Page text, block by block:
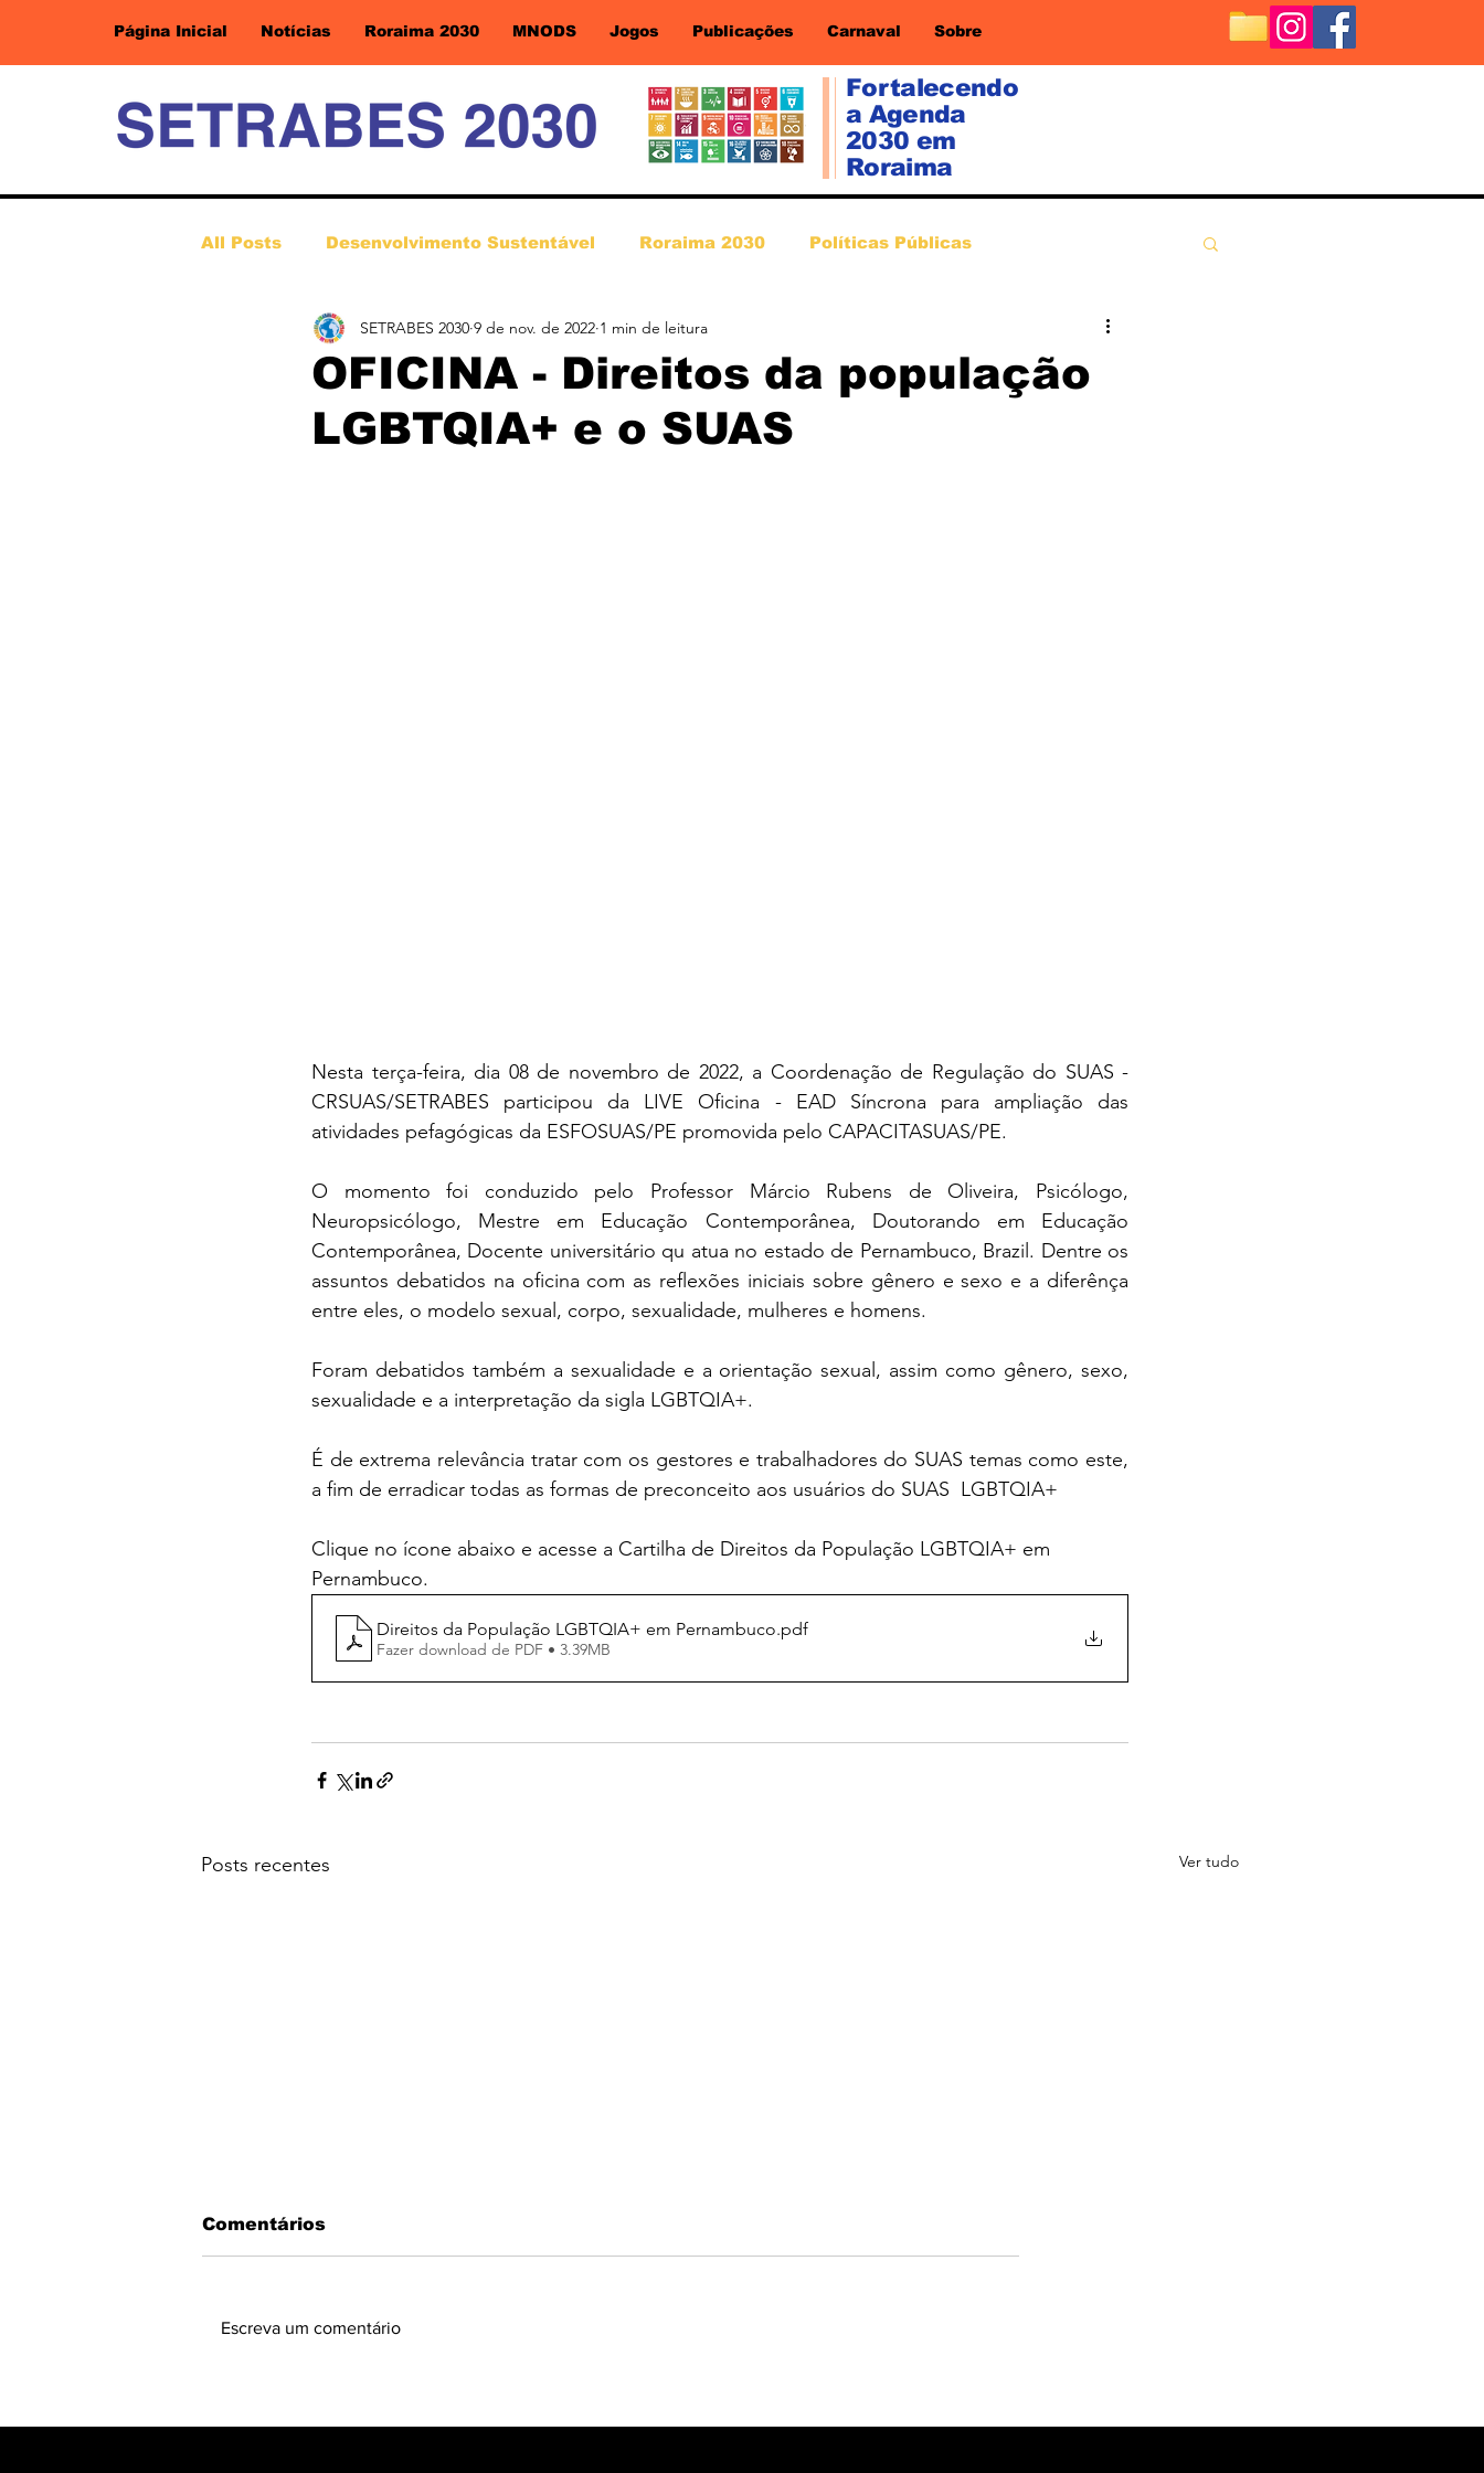
Página Inicial Notícias Roraima 2030 MNODS Jogos Publicações Carnaval Sobre
Fortalecendo
a Agenda
2030 em
Roraima
All Posts Desenvolvimento Sustentável Roraima 2030 Políticas Públicas
OFICINA - Direitos da população
LGBTQIA+ e o SUAS
SETRABES 2030 9 de nov. de 2022 1 min de leitura
Nesta terça-feira, dia 08 de novembro de 2022, a Coordenação de Regulação do SUAS -
CRSUAS/SETRABES participou da LIVE Oficina - EAD Síncrona para ampliação das
atividades pefagógicas da ESFOSUAS/PE promovida pelo CAPACITASUAS/PE.
O momento foi conduzido pelo Professor Márcio Rubens de Oliveira, Psicólogo,
Neuropsicólogo, Mestre em Educação Contemporânea, Doutorando em Educação
Contemporânea, Docente universitário qu atua no estado de Pernambuco, Brazil. Dentre os
assuntos debatidos na oficina com as reflexões iniciais sobre gênero e sexo e a diferênça
entre eles, o modelo sexual, corpo, sexualidade, mulheres e homens.
Foram debatidos também a sexualidade e a orientação sexual, assim como gênero, sexo,
sexualidade e a interpretação da sigla LGBTQIA+.
É de extrema relevância tratar com os gestores e trabalhadores do SUAS temas como este,
a fim de erradicar todas as formas de preconceito aos usuários do SUAS  LGBTQIA+
Clique no ícone abaixo e acesse a Cartilha de Direitos da População LGBTQIA+ em
Pernambuco.
Direitos da População LGBTQIA+ em Pernambuco.pdf
Fazer download de PDF • 3.39MB
Posts recentes Ver tudo
Comentários
Escreva um comentário